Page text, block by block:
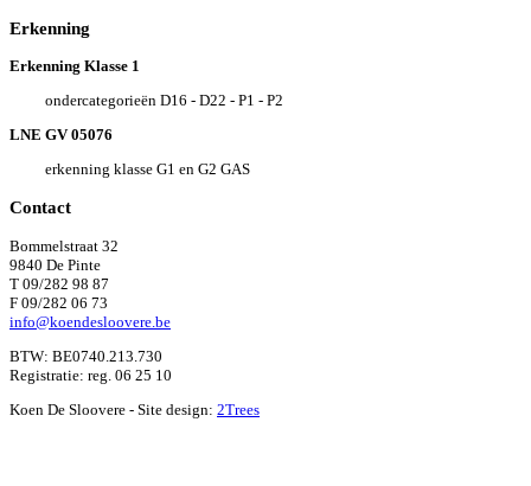
Erkenning
Erkenning Klasse 1
ondercategorieën D16 - D22 - P1 - P2
LNE GV 05076
erkenning klasse G1 en G2 GAS
Contact
Bommelstraat 32
9840 De Pinte
T 09/282 98 87
F 09/282 06 73
info@koendesloovere.be
BTW: BE0740.213.730
Registratie: reg. 06 25 10
Koen De Sloovere - Site design: 2Trees